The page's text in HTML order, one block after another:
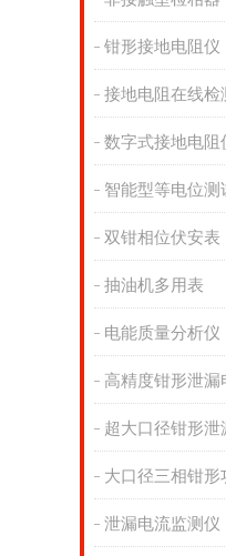
钳形接地电阻仪
接地电阻在线检
数字式接地电阻
智能型等电位测
双钳相位伏安表
抽油机多用表
电能质量分析仪
高精度钳形泄漏
超大口径钳形泄
大口径三相钳形
泄漏电流监测仪